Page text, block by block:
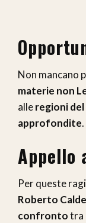
Non mancano
materie non
alleregioni del
approfondite.
Appello
Per queste
Roberto
confrontotra